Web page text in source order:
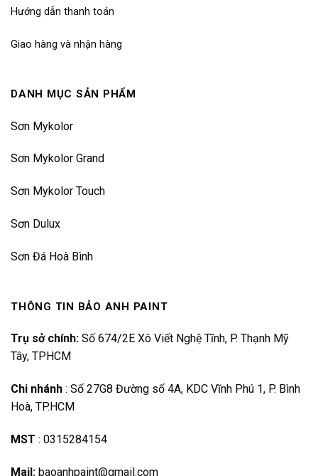
Hướng dẫn thanh toán
Giao hàng và nhận hàng
DANH MỤC SẢN PHẨM
Sơn Mykolor
Sơn Mykolor Grand
Sơn Mykolor Touch
Sơn Dulux
Sơn Đá Hoà Bình
THÔNG TIN BẢO ANH PAINT
Trụ sở chính: Số 674/2E Xô Viết Nghệ Tĩnh, P. Thạnh Mỹ
Tây, TPHCM
Chi nhánh : Số 27G8 Đường số 4A, KDC Vĩnh Phú 1, P. Bình
Hoà, TP.HCM
MST : 0315284154
Mail: baoanhpaint@gmail.com